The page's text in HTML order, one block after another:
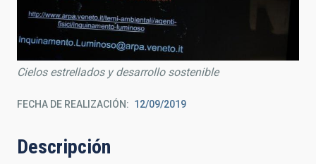
Cielos estrellados y desarrollo sostenible
FECHA DE REALIZACIÓN 12/09/2019
Descripción